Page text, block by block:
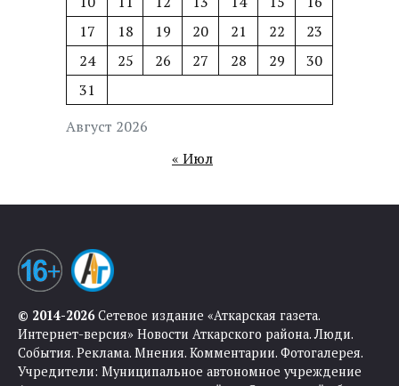
Август 2026
17
18 19 20 21 22
23
24
25 26 27 28 29
30
31
« Июл
© 2014-2026Сетевое издание «Аткарская газета.
Интернет-версия» Новости Аткарского района. Люди.
События. Реклама. Мнения. Комментарии. Фотогалерея.
Учредители: Муниципальное автономное учреждение